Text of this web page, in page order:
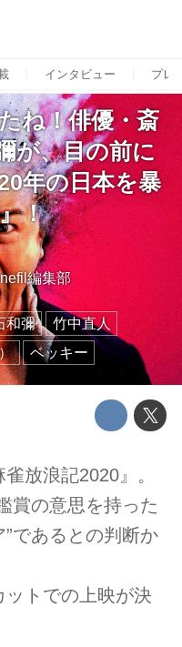
インタビュー プレ
ね！俳優・斎
が、目の前に
年の日本を暴
！
編集部
和彌
竹中直人
ベッキー
放浪記2020』。
賞の意思を持った
であるとの判断か
ットでの上映が決